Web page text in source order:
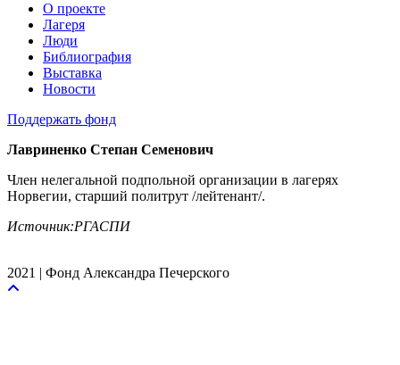
О проекте
Лагеря
Люди
Библиография
Выставка
Новости
Поддержать фонд
Лавриненко Степан Семенович
Член нелегальной подпольной организации в лагерях
Норвегии, старший политрут /лейтенант/.
Источник:РГАСПИ
2021 | Фонд Александра Печерского